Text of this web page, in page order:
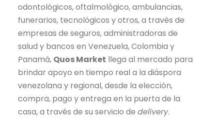
odontológicos, oftalmológico, ambulancias,
funerarios, tecnológicos y otros, a través de
empresas de seguros, administradoras de
salud y bancos en Venezuela, Colombia y
Panamá, Quos Market llega al mercado para
brindar apoyo en tiempo real a la diáspora
venezolana y regional, desde la elección,
compra, pago y entrega en la puerta de la
casa, a través de su servicio dedelivery.